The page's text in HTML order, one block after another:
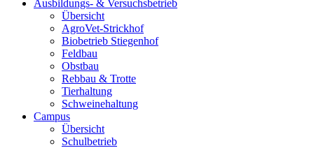
Ausbildungs- & Versuchsbetrieb
Übersicht
AgroVet-Strickhof
Biobetrieb Stiegenhof
Feldbau
Obstbau
Rebbau & Trotte
Tierhaltung
Schweinehaltung
Campus
Übersicht
Schulbetrieb